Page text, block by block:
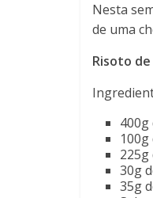
Nesta
de uma
Risoto
225g
30g
35g